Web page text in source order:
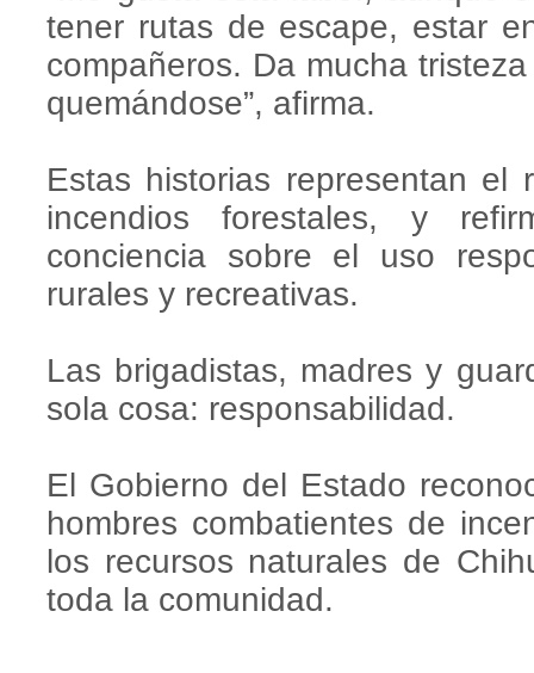
tener rutas de escape, estar
compañeros. Da mucha
quemándose”, afirma.
Estas historias representan el
incendios forestales, y
conciencia sobre el uso
rurales y recreativas.
Las brigadistas, madres y
sola cosa: responsabilidad.
El Gobierno del Estado
hombres combatientes de
los recursos naturales de
toda la comunidad.